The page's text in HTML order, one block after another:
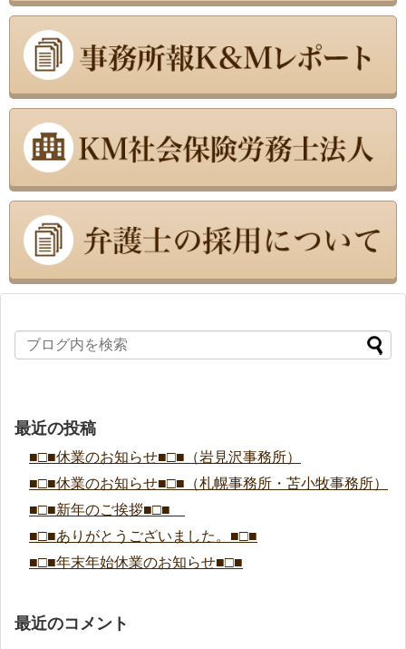
最近の投稿
■□■休業のお知らせ■□■（岩見沢事務所）
■□■休業のお知らせ■□■（札幌事務所・苫小牧事務所）
■□■新年のご挨拶■□■
■□■ありがとうございました。■□■
■□■年末年始休業のお知らせ■□■
最近のコメント